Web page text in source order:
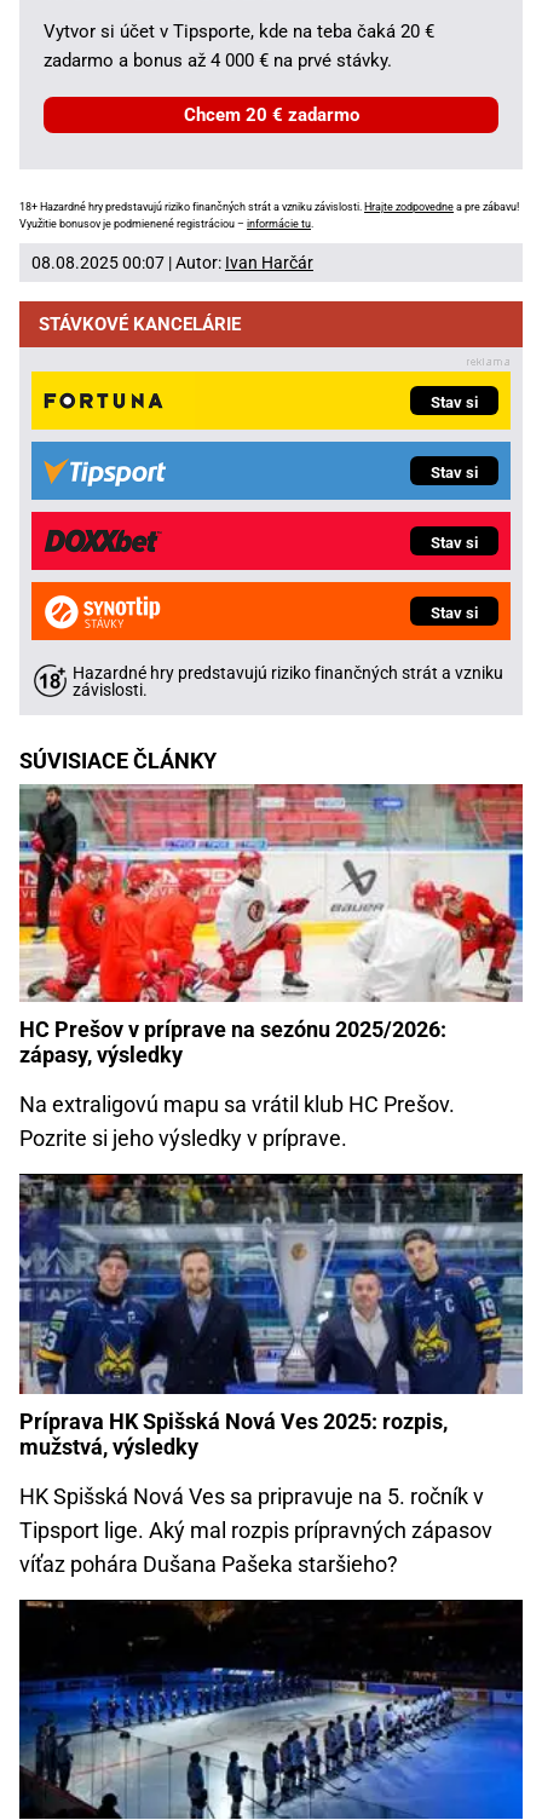
Vytvor si účet v Tipsporte, kde na teba čaká 20 €
zadarmo a bonus až 4 000 € na prvé stávky.
Chcem 20 € zadarmo
18+ Hazardné hry predstavujú riziko finančných strát a vzniku závislosti. Hrajte zodpovedne a pre zábavu!
Využitie bonusov je podmienené registráciou – informácie tu
08.08.2025 00:07 | Autor: Ivan Harčár
STÁVKOVÉ KANCELÁRIE
Stav si
Stav si
Stav si
Stav si
Hazardné hry predstavujú riziko finančných strát a vzniku
závislosti.
SÚVISIACE ČLÁNKY
HC Prešov v príprave na sezónu 2025/2026:
zápasy, výsledky
Na extraligovú mapu sa vrátil klub HC Prešov.
Pozrite si jeho výsledky v príprave.
Príprava HK Spišská Nová Ves 2025: rozpis,
mužstvá, výsledky
HK Spišská Nová Ves sa pripravuje na 5. ročník v
Tipsport lige. Aký mal rozpis prípravných zápasov
víťaz pohára Dušana Pašeka staršieho?